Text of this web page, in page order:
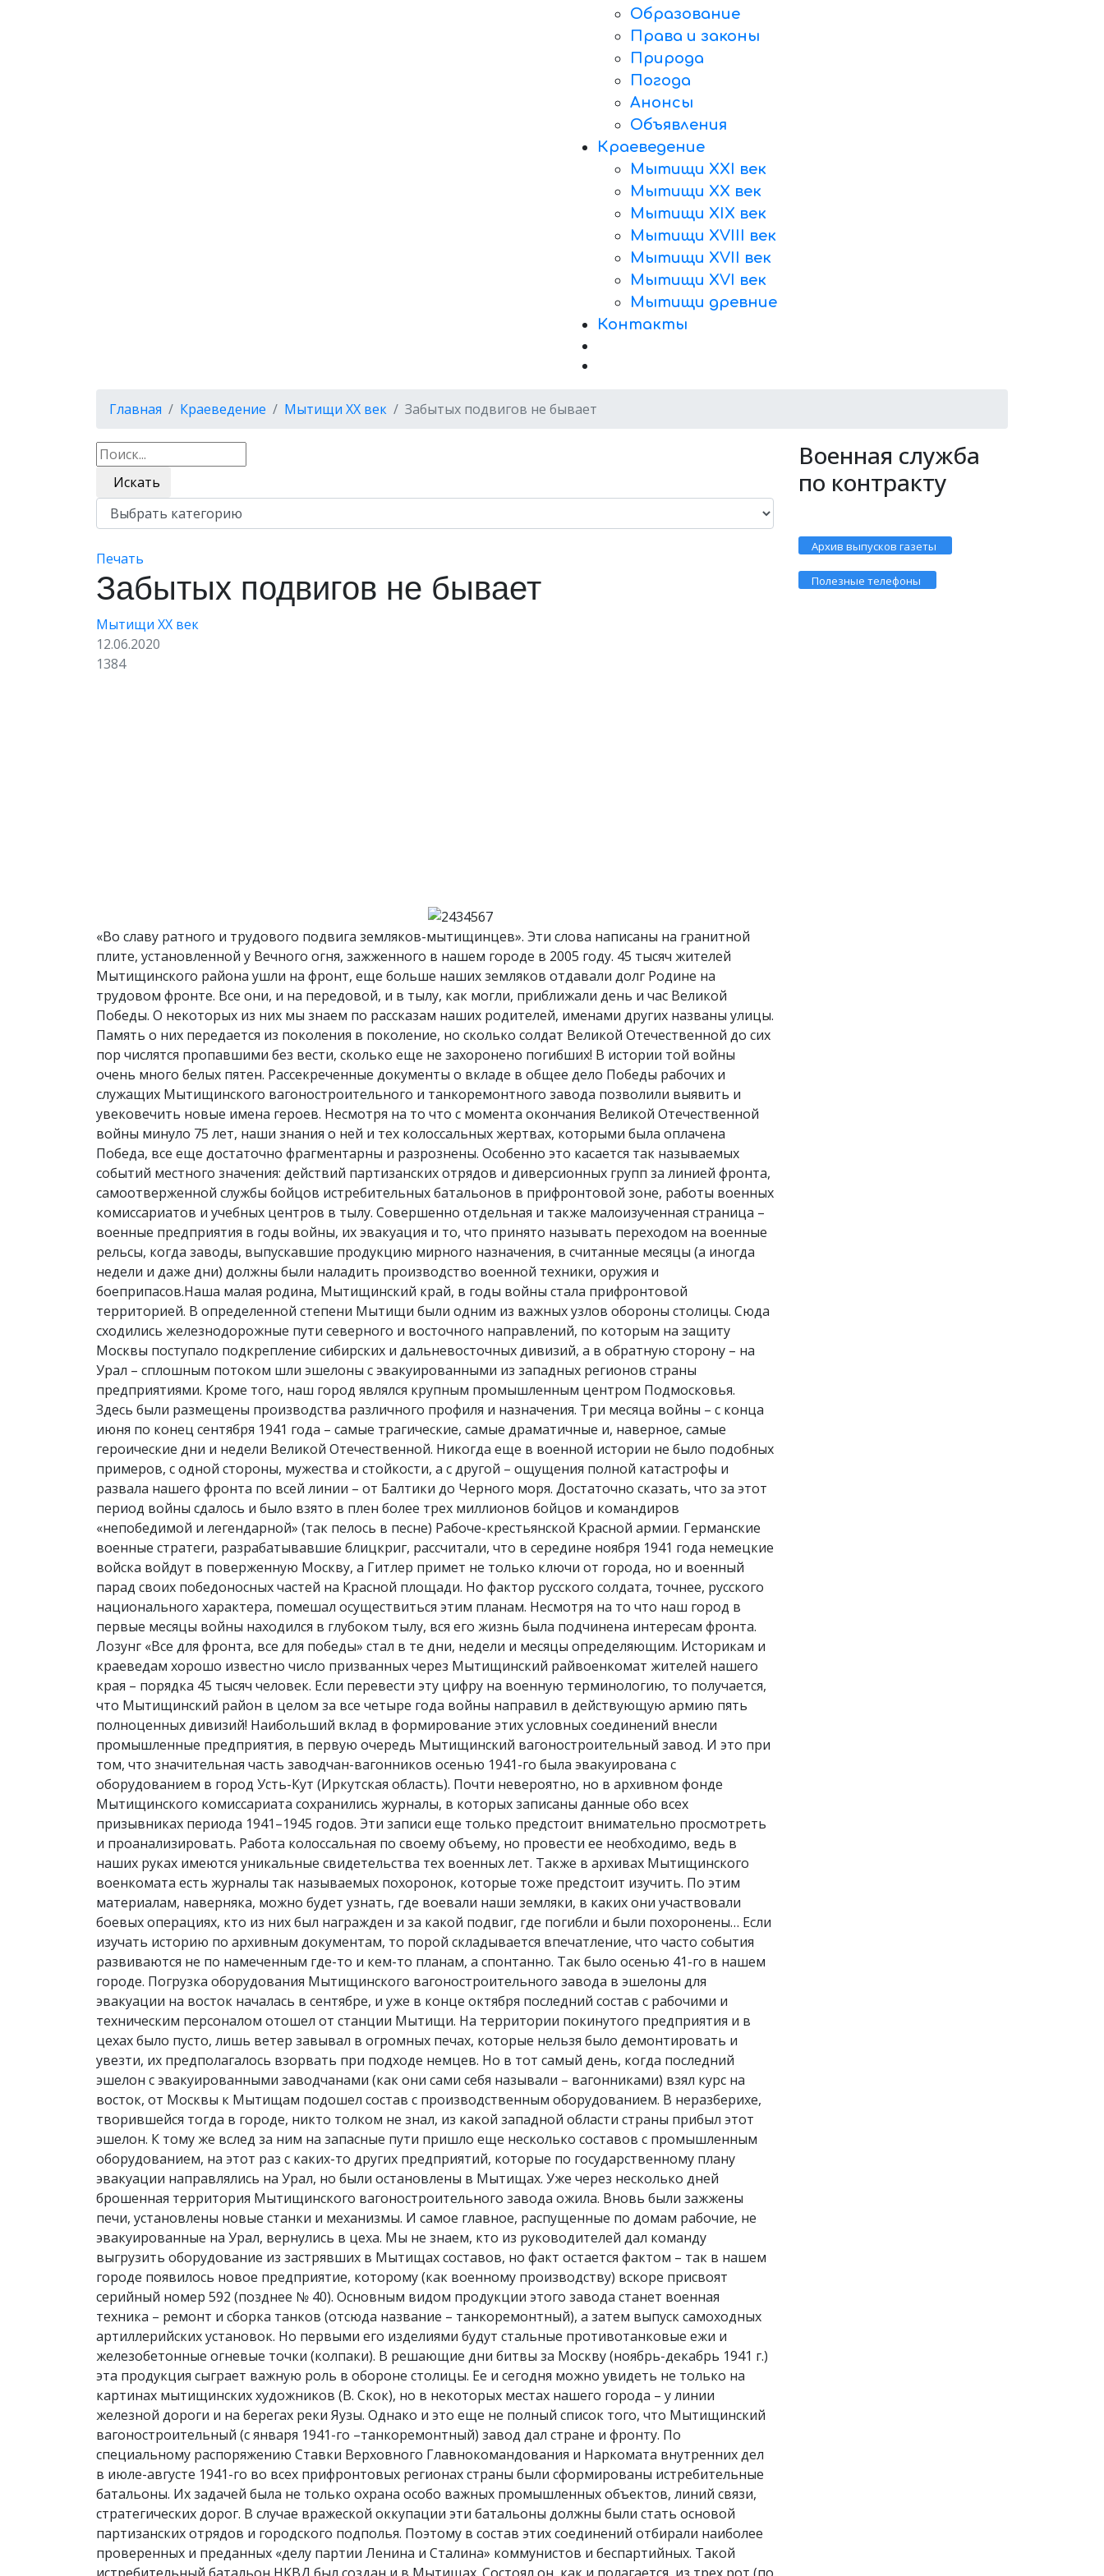
Образование
Права и законы
Природа
Погода
Анонсы
Объявления
Краеведение
Мытищи XXI век
Мытищи XX век
Мытищи XIX век
Мытищи XVIII век
Мытищи XVII век
Мытищи XVI век
Мытищи древние
Контакты
Главная Краеведение Мытищи XX век Забытых подвигов не бывает
Искать
Печать
Забытых подвигов не бывает
Мытищи XX век
12.06.2020
1384
«Во славу ратного и трудового подвига земляков-мытищинцев». Эти слова написаны на гранитной
плите, установленной у Вечного огня, зажженного в нашем городе в 2005 году. 45 тысяч жителей
Мытищинского района ушли на фронт, еще больше наших земляков отдавали долг Родине на
трудовом фронте. Все они, и на передовой, и в тылу, как могли, приближали день и час Великой
Победы. О некоторых из них мы знаем по рассказам наших родителей, именами других названы улицы.
Память о них передается из поколения в поколение, но сколько солдат Великой Отечественной до сих
пор числятся пропавшими без вести, сколько еще не захоронено погибших! В истории той войны
очень много белых пятен. Рассекреченные документы о вкладе в общее дело Победы рабочих и
служащих Мытищинского вагоностроительного и танкоремонтного завода позволили выявить и
увековечить новые имена героев. Несмотря на то что с момента окончания Великой Отечественной
войны минуло 75 лет, наши знания о ней и тех колоссальных жертвах, которыми была оплачена
Победа, все еще достаточно фрагментарны и разрознены. Особенно это касается так называемых
событий местного значения: действий партизанских отрядов и диверсионных групп за линией фронта,
самоотверженной службы бойцов истребительных батальонов в прифронтовой зоне, работы военных
комиссариатов и учебных центров в тылу. Совершенно отдельная и также малоизученная страница –
военные предприятия в годы войны, их эвакуация и то, что принято называть переходом на военные
рельсы, когда заводы, выпускавшие продукцию мирного назначения, в считанные месяцы (а иногда
недели и даже дни) должны были наладить производство военной техники, оружия и
боеприпасов.Наша малая родина, Мытищинский край, в годы войны стала прифронтовой
территорией. В определенной степени Мытищи были одним из важных узлов обороны столицы. Сюда
сходились железнодорожные пути северного и восточного направлений, по которым на защиту
Москвы поступало подкрепление сибирских и дальневосточных дивизий, а в обратную сторону – на
Урал – сплошным потоком шли эшелоны с эвакуированными из западных регионов страны
предприятиями. Кроме того, наш город являлся крупным промышленным центром Подмосковья.
Здесь были размещены производства различного профиля и назначения. Три месяца войны – с конца
июня по конец сентября 1941 года – самые трагические, самые драматичные и, наверное, самые
героические дни и недели Великой Отечественной. Никогда еще в военной истории не было подобных
примеров, с одной стороны, мужества и стойкости, а с другой – ощущения полной катастрофы и
развала нашего фронта по всей линии – от Балтики до Черного моря. Достаточно сказать, что за этот
период войны сдалось и было взято в плен более трех миллионов бойцов и командиров
«непобедимой и легендарной» (так пелось в песне) Рабоче-крестьянской Красной армии. Германские
военные стратеги, разрабатывавшие блицкриг, рассчитали, что в середине ноября 1941 года немецкие
войска войдут в поверженную Москву, а Гитлер примет не только ключи от города, но и военный
парад своих победоносных частей на Красной площади. Но фактор русского солдата, точнее, русского
национального характера, помешал осуществиться этим планам. Несмотря на то что наш город в
первые месяцы войны находился в глубоком тылу, вся его жизнь была подчинена интересам фронта.
Лозунг «Все для фронта, все для победы» стал в те дни, недели и месяцы определяющим. Историкам и
краеведам хорошо известно число призванных через Мытищинский райвоенкомат жителей нашего
края – порядка 45 тысяч человек. Если перевести эту цифру на военную терминологию, то получается,
что Мытищинский район в целом за все четыре года войны направил в действующую армию пять
полноценных дивизий! Наибольший вклад в формирование этих условных соединений внесли
промышленные предприятия, в первую очередь Мытищинский вагоностроительный завод. И это при
том, что значительная часть заводчан-вагонников осенью 1941-го была эвакуирована с
оборудованием в город Усть-Кут (Иркутская область). Почти невероятно, но в архивном фонде
Мытищинского комиссариата сохранились журналы, в которых записаны данные обо всех
призывниках периода 1941–1945 годов. Эти записи еще только предстоит внимательно просмотреть
и проанализировать. Работа колоссальная по своему объему, но провести ее необходимо, ведь в
наших руках имеются уникальные свидетельства тех военных лет. Также в архивах Мытищинского
военкомата есть журналы так называемых похоронок, которые тоже предстоит изучить. По этим
материалам, наверняка, можно будет узнать, где воевали наши земляки, в каких они участвовали
боевых операциях, кто из них был награжден и за какой подвиг, где погибли и были похоронены… Если
изучать историю по архивным документам, то порой складывается впечатление, что часто события
развиваются не по намеченным где-то и кем-то планам, а спонтанно. Так было осенью 41-го в нашем
городе. Погрузка оборудования Мытищинского вагоностроительного завода в эшелоны для
эвакуации на восток началась в сентябре, и уже в конце октября последний состав с рабочими и
техническим персоналом отошел от станции Мытищи. На территории покинутого предприятия и в
цехах было пусто, лишь ветер завывал в огромных печах, которые нельзя было демонтировать и
увезти, их предполагалось взорвать при подходе немцев. Но в тот самый день, когда последний
эшелон с эвакуированными заводчанами (как они сами себя называли – вагонниками) взял курс на
восток, от Москвы к Мытищам подошел состав с производственным оборудованием. В неразберихе,
творившейся тогда в городе, никто толком не знал, из какой западной области страны прибыл этот
эшелон. К тому же вслед за ним на запасные пути пришло еще несколько составов с промышленным
оборудованием, на этот раз с каких-то других предприятий, которые по государственному плану
эвакуации направлялись на Урал, но были остановлены в Мытищах. Уже через несколько дней
брошенная территория Мытищинского вагоностроительного завода ожила. Вновь были зажжены
печи, установлены новые станки и механизмы. И самое главное, распущенные по домам рабочие, не
эвакуированные на Урал, вернулись в цеха. Мы не знаем, кто из руководителей дал команду
выгрузить оборудование из застрявших в Мытищах составов, но факт остается фактом – так в нашем
городе появилось новое предприятие, которому (как военному производству) вскоре присвоят
серийный номер 592 (позднее № 40). Основным видом продукции этого завода станет военная
техника – ремонт и сборка танков (отсюда название – танкоремонтный), а затем выпуск самоходных
артиллерийских установок. Но первыми его изделиями будут стальные противотанковые ежи и
железобетонные огневые точки (колпаки). В решающие дни битвы за Москву (ноябрь-декабрь 1941 г.)
эта продукция сыграет важную роль в обороне столицы. Ее и сегодня можно увидеть не только на
картинах мытищинских художников (В. Скок), но в некоторых местах нашего города – у линии
железной дороги и на берегах реки Яузы. Однако и это еще не полный список того, что Мытищинский
вагоностроительный (с января 1941-го –танкоремонтный) завод дал стране и фронту. По
специальному распоряжению Ставки Верховного Главнокомандования и Наркомата внутренних дел
в июле-августе 1941-го во всех прифронтовых регионах страны были сформированы истребительные
батальоны. Их задачей была не только охрана особо важных промышленных объектов, линий связи,
стратегических дорог. В случае вражеской оккупации эти батальоны должны были стать основой
партизанских отрядов и городского подполья. Поэтому в состав этих соединений отбирали наиболее
проверенных и преданных «делу партии Ленина и Сталина» коммунистов и беспартийных. Такой
Военная служба
по контракту
Архив выпусков газеты
Полезные телефоны